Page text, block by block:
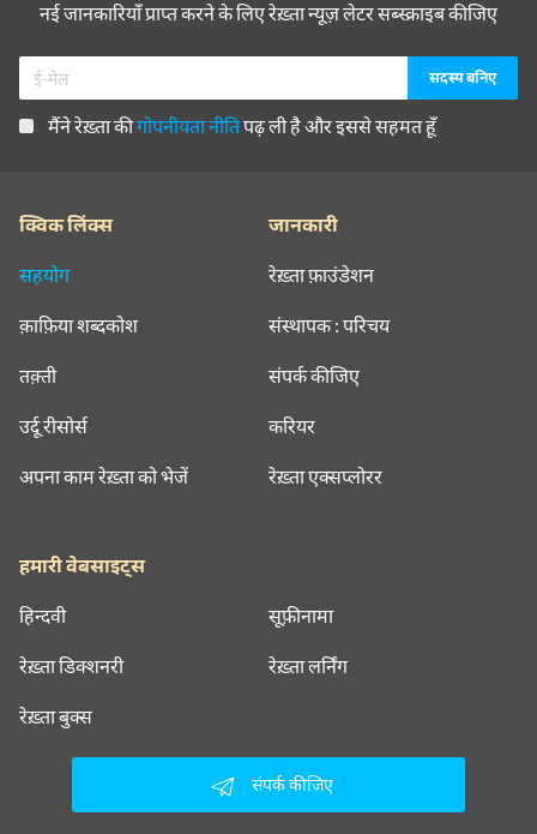
नई जानकारियाँ प्राप्त करने के लिए रेख़्ता न्यूज़ लेटर सब्स्क्राइब कीजिए
मैंने रेख़्ता कीगोपनीयता नीतिपढ़ ली है और इससे सहमत हूँ
क्विक लिंक्स
सहयोग
क़ाफ़िया शब्दकोश
तक़्ती
उर्दू रीसोर्स
अपना काम रेख़्ता को भेजें
जानकारी
रेख़्ता फ़ाउंडेशन
संस्थापक : परिचय
संपर्क कीजिए
करियर
रेख़्ता एक्सप्लोरर
हमारी वेबसाइट्स
हिन्दवी सूफ़ीनामा
रेख़्ता डिक्शनरी रेख़्ता लर्निंग
रेख़्ता बुक्स
संपर्क कीजिए